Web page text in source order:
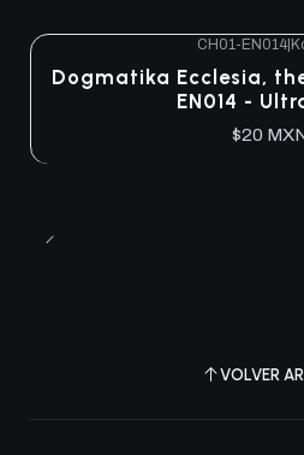
CH01-EN014|
Dogmatika Ecclesia,
EN014 -
$20
VOLVER